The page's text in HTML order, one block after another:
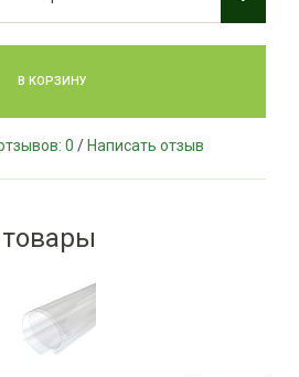
В КОРЗИНУ
0 / Написать отзыв